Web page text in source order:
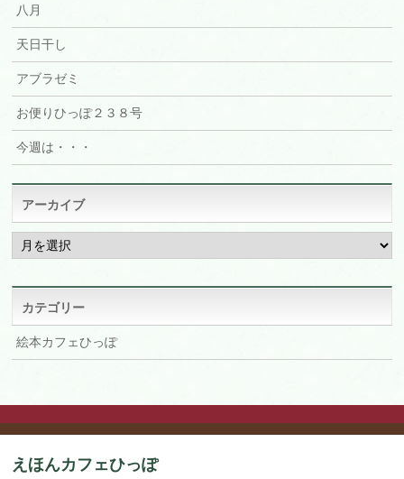
八月
天日干し
アブラゼミ
お便りひっぽ２３８号
今週は・・・
アーカイブ
ア
ー
カ
カテゴリー
絵本カフェひっぽ
えほんカフェひっぽ